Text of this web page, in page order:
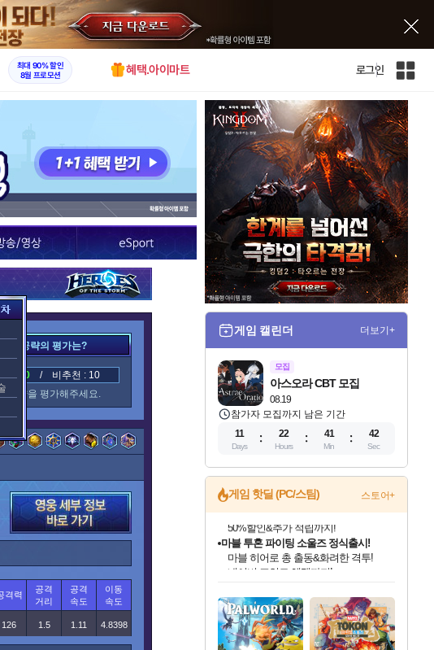
X
최대 90% 할인
8월 프로모션
혜택.아이마트 로그인
인
전
체
사
이
트
맵
이 공략의 평가는?
천 : 0/ 비추천 : 10
공략을 평가해주세요.
격력
공격
거리
공격
속도
이동
속도
126 1.5 1.11 4.8398
게임 캘린더 더보기+
모집
08.19
아스오라 CBT 모집
참가자 모집까지 남은 기간
11
Days
22
Hours
41
Min
40
Sec
게임 핫딜 (PC/스팀) 스토어+
최대 90% 할인가를 만나보세요!
네이버혜택과 함께 만나보세요!
50%할인&추가 적립까지!
마블 투혼 파이팅 소울즈 정식출시!
마블 히어로 총 출동&화려한 격투!
네이버 포인트 혜택까지!
이니&베니 혜택까지!
네이버 혜택가와 함께 예약하세요!
할인&네이버혜택으로 만나보세요!
네이버페이 혜택과 만나보세요!
40주년 프로모션으로 만나보세요!
할인가에 만나보세요!
일부 에디션 상시 할인!
혜택으로 예약 판매 중
편안하게 충전하세요